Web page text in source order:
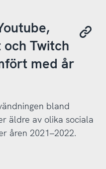
och Twitch
med år
bland
äldre av olika sociala
åren 2021–2022.